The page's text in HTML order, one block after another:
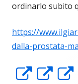
ordinarlo subito
https://
dalla-prostata-
Apre